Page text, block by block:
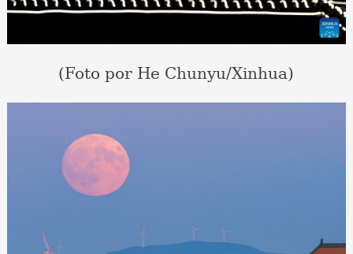
(Foto por He Chunyu/Xinhua)